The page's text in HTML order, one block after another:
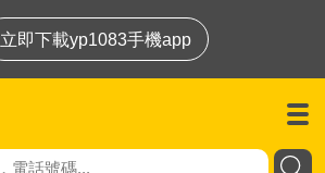
立即下載yp1083手機app